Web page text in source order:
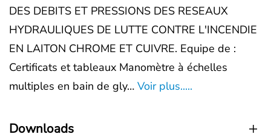
DES DEBITS ET PRESSIONS DES RESEAUX
HYDRAULIQUES DE LUTTE CONTRE L'INCENDIE
EN LAITON CHROME ET CUIVRE. Equipe de :
Certificats et tableaux Manomètre à échelles
multiples en bain de gly… Voir plus.....
Downloads